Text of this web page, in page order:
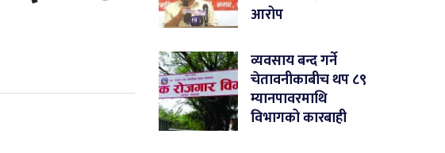
आरोप
व्यवसाय बन्द गर्ने
चेतावनीकाबीच थप ८९
म्यानपावरमाथि
विभागको कारबाही